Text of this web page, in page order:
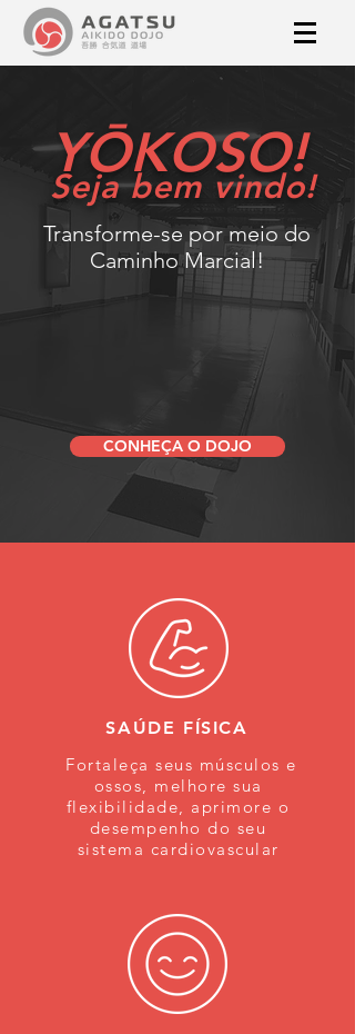
YŌKOSO!
Seja bem vindo!
Transforme-se por meio do
Caminho Marcial!
CONHEÇA O DOJO
SAÚDE FÍSICA
Fortaleça seus músculos e
ossos, melhore sua
flexibilidade, aprimore o
desempenho do seu
sistema cardiovascular